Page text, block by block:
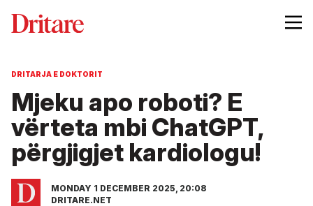
DRITARJA E DOKTORIT
Mjeku apo roboti? E
vërteta mbi ChatGPT,
përgjigjet kardiologu!
MONDAY 1 DECEMBER 2025, 20:08
DRITARE.NET